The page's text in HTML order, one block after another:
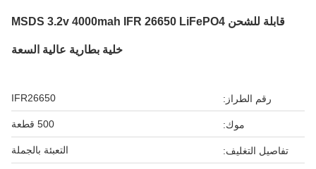
قابلة للشحن MSDS 3.2v 4000mah IFR 26650 LiFePO4
خلية بطارية عالية السعة
رقم الطراز: IFR26650
موك: 500 قطعة
تفاصيل التغليف: التعبئة بالجملة